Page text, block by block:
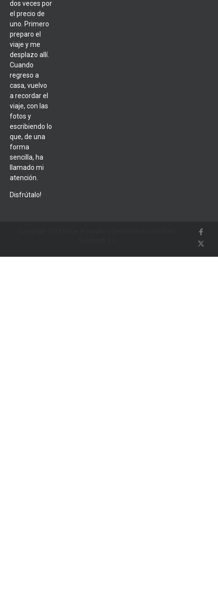
dos veces por
el precio de
uno. Primero
preparo el
viaje y me
desplazo allí.
Cuando
regreso a
casa, vuelvo
a recordar el
viaje, con las
fotos y
escribiendo lo
que, de una
forma
sencilla, ha
llamado mi
atención.
Disfrútalo!